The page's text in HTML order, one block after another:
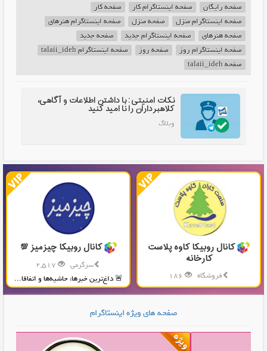
صفحه رایگان
صفحه اینستاگرام کار
صفحه کار
صفحه اینستاگرام منزل
صفحه منزل
صفحه اینستاگرام هنرهای
صفحه هنرهای
صفحه اینستاگرام جدید
صفحه جدید
صفحه اینستاگرام روز
صفحه روز
صفحه اینستاگرام talaii_ideh
صفحه talaii_ideh
نکات امنیتی: با داشتن اطلاعات و آگاهی،
کلاهبرداران را نا امید کنید
وبلاگ
کانال روبیکا کاوه پلاست
کارخانه
فروشگاه
تولید و پخش محصولات پلاستیکی...
کانال روبیکا چیزمیز 💯
سرگرمی
🚨 داغ‌ترین خبرها، حاشیه‌ها و اتفاقا...
صفحه های ویژه اینستاگرام